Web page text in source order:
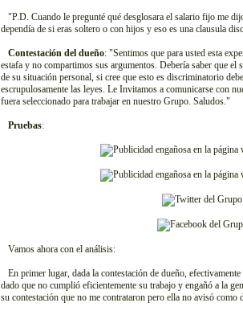
"P.D. Cuando le pregunté qué desglosara el salario fijo me
dependía de si eras soltero o con hijos y eso es una clausula
Contestación del dueño: "Sentimos que para usted esta
estafa y no compartimos sus argumentos. Debería saber que el
de su situación personal, si cree que esto es discriminatorio
escrupulosamente las leyes. Le Invitamos a comunicarse con
fuera seleccionado para trabajar en nuestro Grupo. Saludos."
Pruebas:
Vamos ahora con el análisis:
En primer lugar, dada la contestación de dueño,
dado que no cumplió eficientemente su trabajo y engañó a la
su contestación que no me contrataron pero ella no avisó como